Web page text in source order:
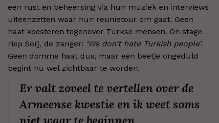
een rust en beheersing via hun muziek en interviews
uiteenzetten waar hun reunietour om gaat. Geen
haat koesteren tegenover Turkse mensen. On stage
riep Serj, de zanger: ‘We don’t hate Turkish people’.
Geen domme haat dus, maar een beetje ongeduld
begint nu wel zichtbaar te worden.
Er valt zoveel te vertellen over de
Armeense kwestie en ik weet soms